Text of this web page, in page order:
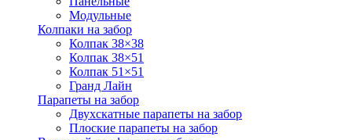
Модульные
Колпаки на забор
Колпак 38×38
Колпак 38×51
Колпак 51×51
Гранд Лайн
Парапеты на забор
Двухскатные парапеты на забор
Плоские парапеты на забор